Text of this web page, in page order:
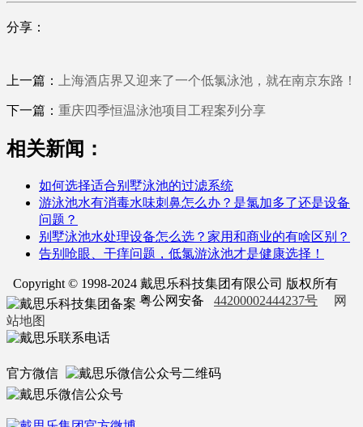
分享：
上一篇： 上海酒店界又迎来了一个低氯泳池，就在南京东路！
下一篇： 重庆四季恒温泳池项目工程案列分享
相关新闻：
如何选择适合别墅泳池的过滤系统
游泳池水有消毒水味刺鼻怎么办？是氯加多了还是设备
问题？
别墅泳池水处理设备怎么选？家用和商业的有啥区别？
告别呛眼、干痒问题，低氯游泳池才是健康选择！
Copyright © 1998-2024 戴思乐科技集团有限公司 版权所有
粤公网安备 44200002444237号
网
站地图
官方微信